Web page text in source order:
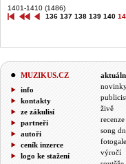
1401-1410 (1486)
136 137 138 139 140
MUZIKUS.CZ
info
kontakty
ze zákulisí
partneři
autoři
ceník inzerce
logo ke stažení
živě
recenze
song
výročí